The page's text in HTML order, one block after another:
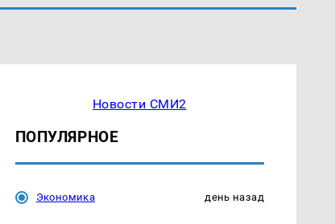
Новости СМИ2
ПОПУЛЯРНОЕ
Экономика день назад